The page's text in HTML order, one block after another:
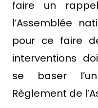
faire un
l’Assemblée
pour ce faire
interventions
se baser
Règlement de